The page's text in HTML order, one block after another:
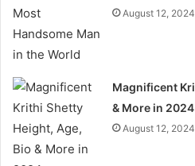
August 12, 2024
Magnificent
& More in 2024
August 12, 2024